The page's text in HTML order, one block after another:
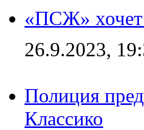
«ПСЖ» хочет
26.9.2023,
Полиция
Классико